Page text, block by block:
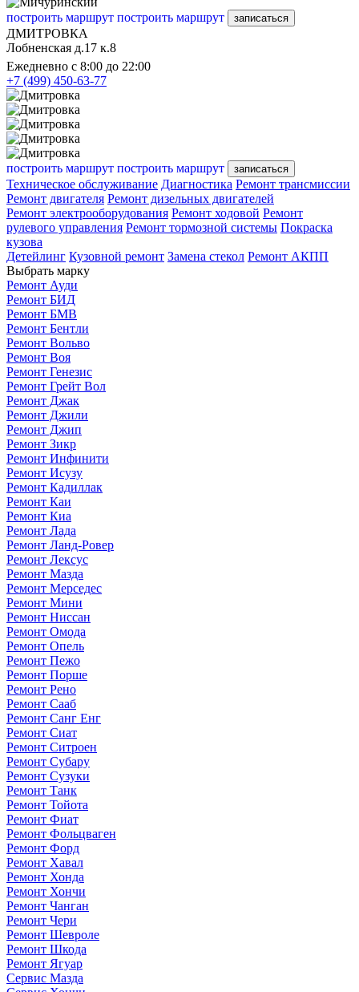
построить маршрут построить маршрут записаться
ДМИТРОВКА
Лобненская д.17 к.8
Ежедневно с 8:00 до 22:00
+7 (499) 450-63-77
построить маршрут построить маршрут записаться
Техническое обслуживание Диагностика Ремонт трансмиссии
Ремонт двигателя Ремонт дизельных двигателей
Ремонт электрооборудования Ремонт ходовой Ремонт
рулевого управления Ремонт тормозной системы Покраска
кузова
Детейлинг Кузовной ремонт Замена стекол Ремонт АКПП
Выбрать марку
Ремонт Ауди
Ремонт БИД
Ремонт БМВ
Ремонт Бентли
Ремонт Вольво
Ремонт Воя
Ремонт Генезис
Ремонт Грейт Вол
Ремонт Джак
Ремонт Джили
Ремонт Джип
Ремонт Зикр
Ремонт Инфинити
Ремонт Исузу
Ремонт Кадиллак
Ремонт Каи
Ремонт Киа
Ремонт Лада
Ремонт Ланд-Ровер
Ремонт Лексус
Ремонт Мазда
Ремонт Мерседес
Ремонт Мини
Ремонт Ниссан
Ремонт Омода
Ремонт Опель
Ремонт Пежо
Ремонт Порше
Ремонт Рено
Ремонт Сааб
Ремонт Санг Енг
Ремонт Сиат
Ремонт Ситроен
Ремонт Субару
Ремонт Сузуки
Ремонт Танк
Ремонт Тойота
Ремонт Фиат
Ремонт Фольцваген
Ремонт Форд
Ремонт Хавал
Ремонт Хонда
Ремонт Хончи
Ремонт Чанган
Ремонт Чери
Ремонт Шевроле
Ремонт Шкода
Ремонт Ягуар
Сервис Мазда